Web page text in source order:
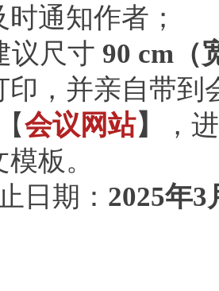
通知作者；
议尺寸 90 cm（
印，并亲自带到
会议网站】
，
板。
日期： 2025年3